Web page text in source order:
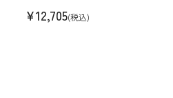
¥12,705(税込)